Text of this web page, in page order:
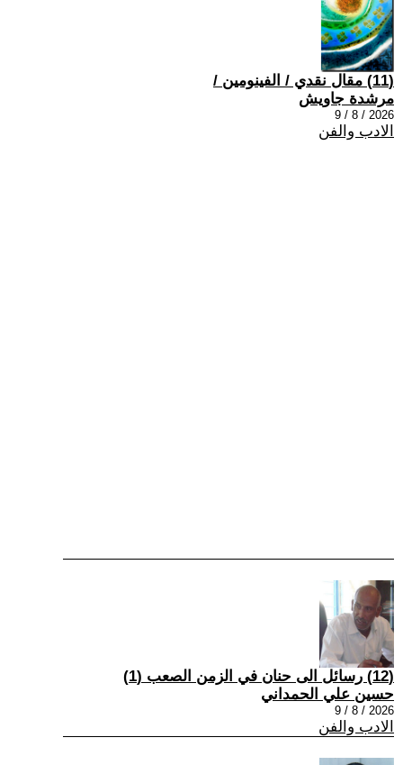
(11) مقال نقدي / الفينومين /
مرشدة جاويش
2026 / 8 / 9
الادب والفن
(12) رسائل الى حنان في الزمن الصعب (1)
حسين علي الحمداني
2026 / 8 / 9
الادب والفن